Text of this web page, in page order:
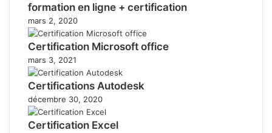
formation en ligne + certification
mars 2, 2020
Certification Microsoft office
mars 3, 2021
Certifications Autodesk
décembre 30, 2020
Certification Excel